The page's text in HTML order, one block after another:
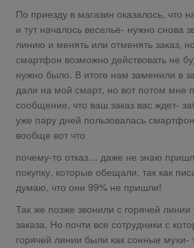
По приезду в магазин оказалось, что
и тут началось веселье- нужно снова
линию и менять или отменять заказ,
смартфон возможно действовать не
нужно было. В итоге нам заменили в
дали на мой смарт, но вот потом мне
сообщение, что ваш заказ вас ждет-
уже пару дней пользовалась
вообще вот что
почему-то отказ… даже не знаю
покупку, которые обещали, так как
думаю, что они 99% не пришли!
Так же позже звонили с горячей линии
заказа. Но почти все сотрудники с
горячей линии были как сонные мухи-